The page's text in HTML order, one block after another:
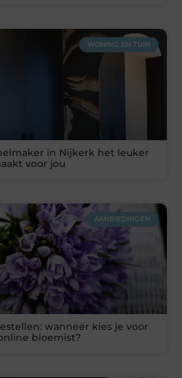
WONING EN TUIN
in Nijkerk het leuker
voor jou
AANBIEDINGEN
wanneer kies je voor
bloemist?